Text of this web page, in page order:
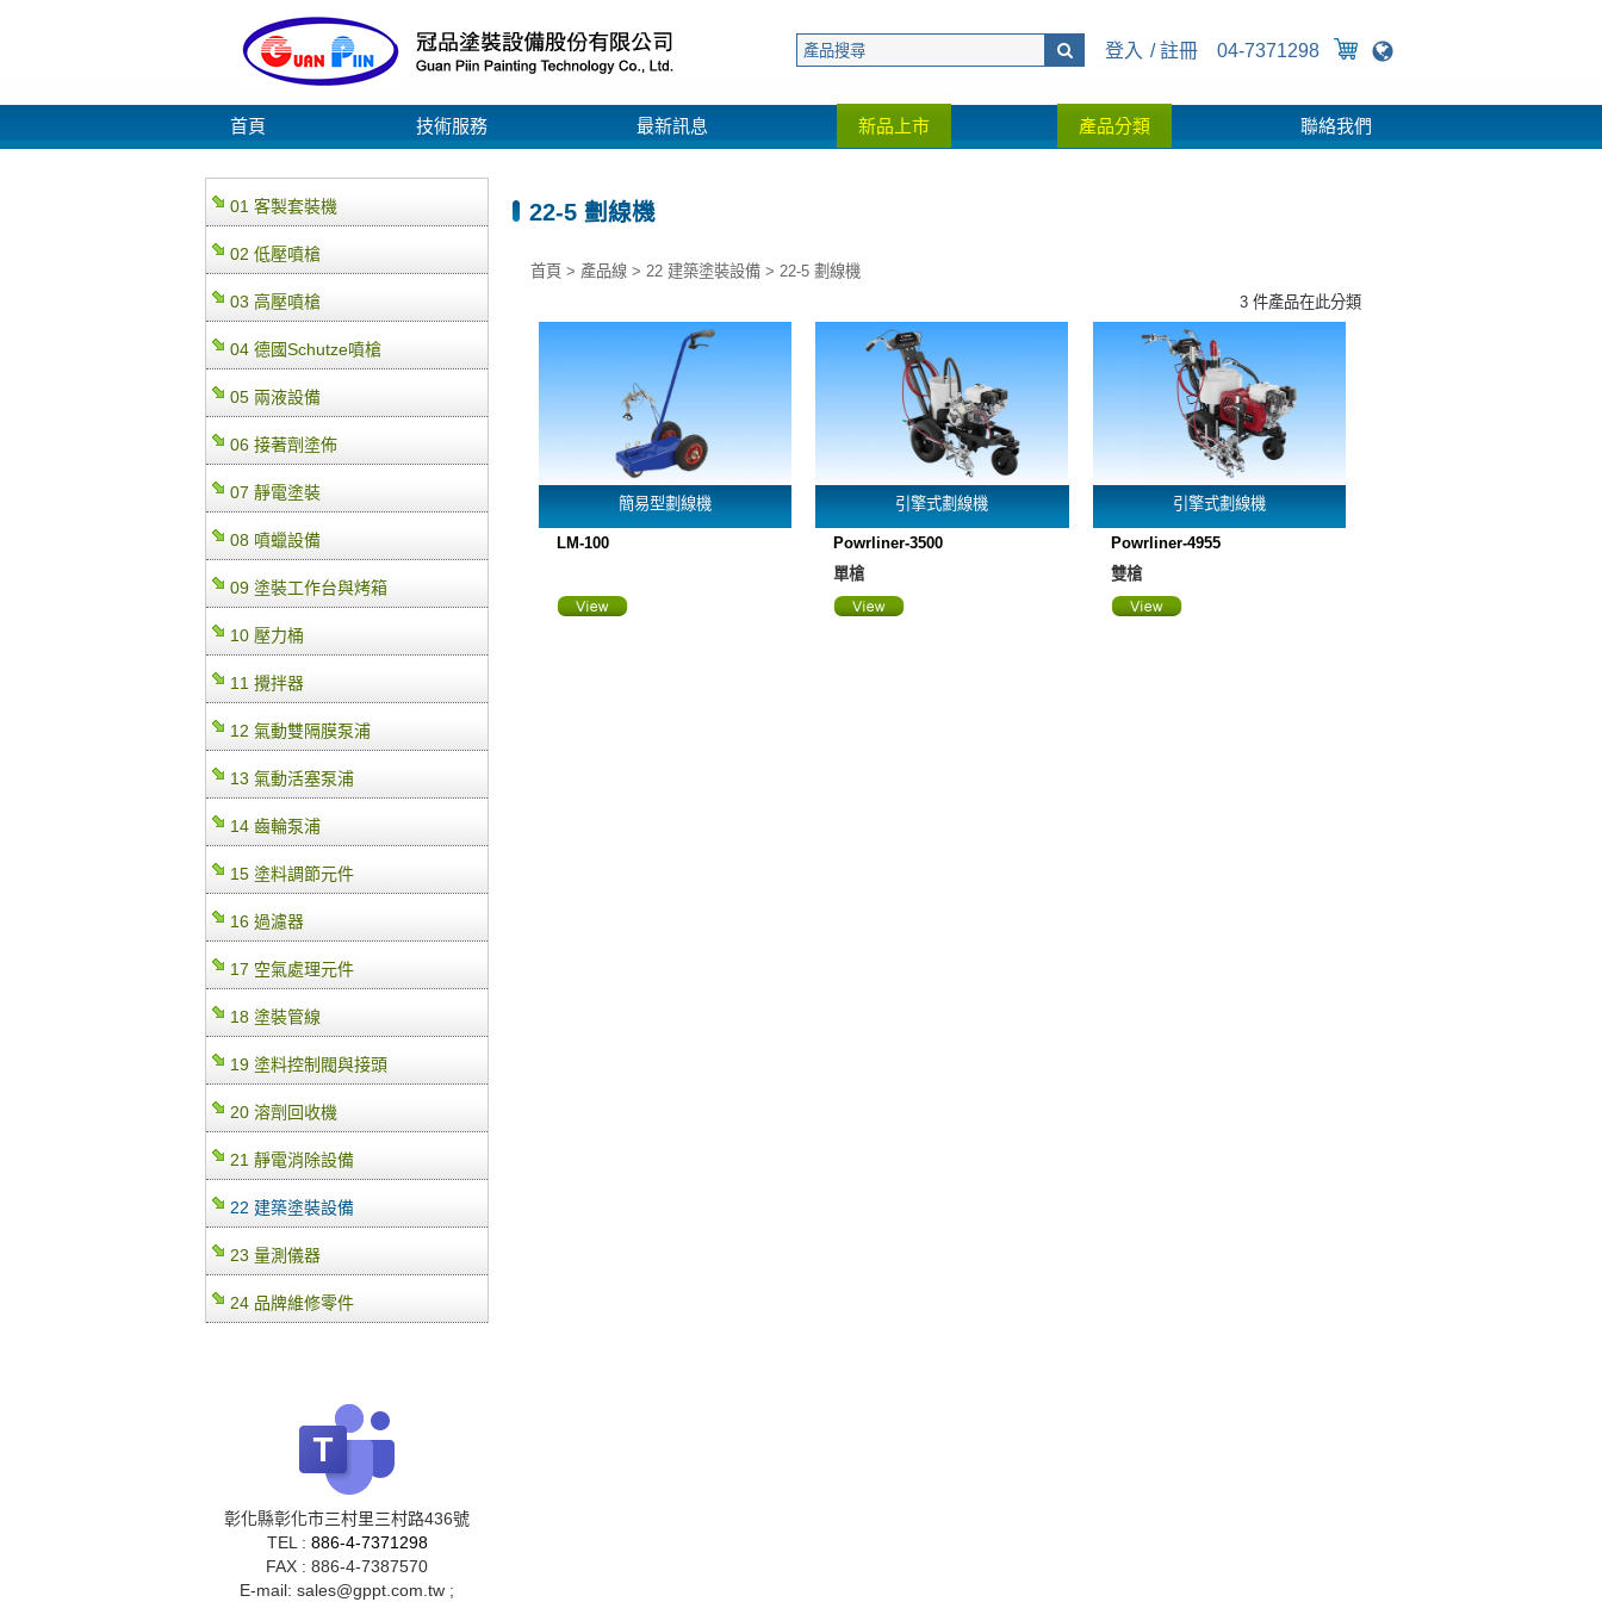
登入 註冊 04-7371298
首頁 技術服務 最新訊息 新品上市 產品分類 聯絡我們
22-5 劃線機
首頁 > 產品線 > 22 建築塗裝設備 > 22-5 劃線機
3 件產品在此分類
簡易型劃線機
LM-100
引擎式劃線機
Powrliner-3500
單槍
引擎式劃線機
Powrliner-4955
雙槍
01 客製套裝機
02 低壓噴槍
03 高壓噴槍
04 德國Schutze噴槍
05 兩液設備
06 接著劑塗佈
07 靜電塗裝
08 噴蠟設備
09 塗裝工作台與烤箱
10 壓力桶
11 攪拌器
12 氣動雙隔膜泵浦
13 氣動活塞泵浦
14 齒輪泵浦
15 塗料調節元件
16 過濾器
17 空氣處理元件
18 塗裝管線
19 塗料控制閥與接頭
20 溶劑回收機
21 靜電消除設備
22 建築塗裝設備
23 量測儀器
24 品牌維修零件
彰化縣彰化市三村里三村路436號
TEL : 886-4-7371298
FAX : 886-4-7387570
E-mail: sales@gppt.com.tw ;